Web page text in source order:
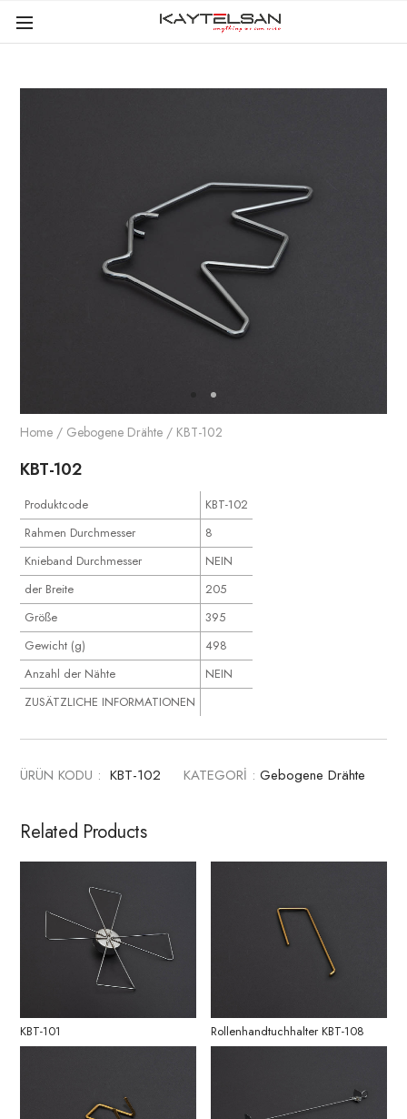
Home / Gebogene Drähte / KBT-102
KBT-102
Produktcode
KBT-102
Rahmen Durchmesser
8
Knieband Durchmesser
NEIN
der Breite
205
Größe
395
Gewicht (g)
498
Anzahl der Nähte
NEIN
ZUSÄTZLICHE INFORMATIONEN
ÜRÜN KODU : KBT-102 KATEGORİ : Gebogene Drähte
Related Products
KBT-101 Rollenhandtuchhalter KBT-108